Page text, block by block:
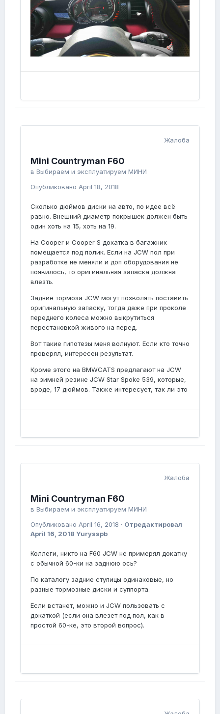
Жалоба
Mini Countryman F60
в Выбираем и эксплуатируем МИНИ
Опубликовано April 18, 2018
Сколько дюймов диски на авто, по идее всё
равно. Внешний диаметр покрышек должен быть
один хоть на 15, хоть на 19.
На Cooper и Cooper S докатка в багажник
помещается под полик. Если на JCW пол при
разработке не меняли и доп оборудования не
появилось, то оригинальная запаска должна
влезть.
Задние тормоза JCW могут позволять поставить
оригинальную запаску, тогда даже при проколе
переднего колеса можно выкрутиться
перестановкой живого на перед.
Вот такие гипотезы меня волнуют. Если кто точно
проверял, интересен результат.
Кроме этого на BMWCATS предлагают на JCW
на зимней резине JCW Star Spoke 539, которые,
вроде, 17 дюймов. Также интересует, так ли это
Жалоба
Mini Countryman F60
в Выбираем и эксплуатируем МИНИ
Опубликовано April 16, 2018 · Отредактировал
April 16, 2018 Yurysspb
Коллеги, никто на F60 JCW не примерял докатку
с обычной 60-ки на заднюю ось?
По каталогу задние ступицы одинаковые, но
разные тормозные диски и суппорта.
Если встанет, можно и JCW пользовать с
докаткой (если она влезет под пол, как в
простой 60-ке, это второй вопрос).